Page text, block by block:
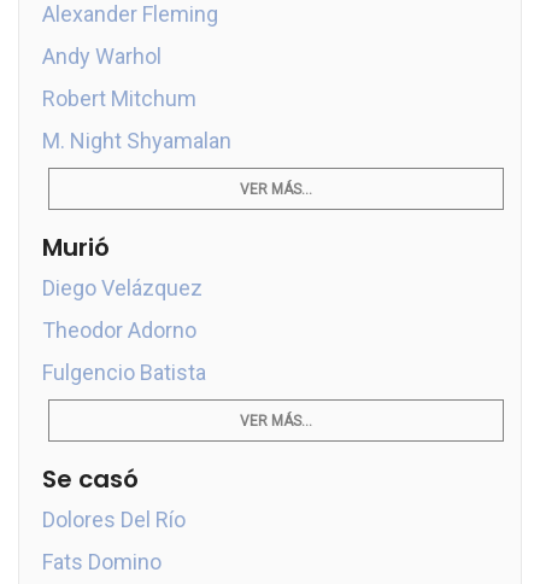
Alexander Fleming
Andy Warhol
Robert Mitchum
M. Night Shyamalan
VER MÁS...
Murió
Diego Velázquez
Theodor Adorno
Fulgencio Batista
VER MÁS...
Se casó
Dolores Del Río
Fats Domino